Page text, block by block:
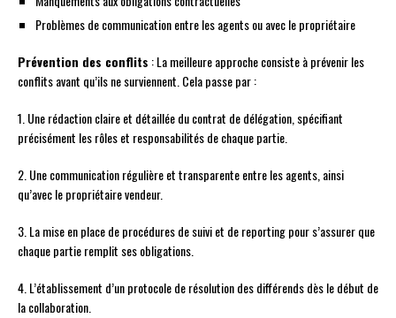
Problèmes de communication entre les agents ou avec le propriétaire
Prévention des conflits : La meilleure approche consiste à prévenir les
conflits avant qu’ils ne surviennent. Cela passe par :
1. Une rédaction claire et détaillée du contrat de délégation, spécifiant
précisément les rôles et responsabilités de chaque partie.
2. Une communication régulière et transparente entre les agents, ainsi
qu’avec le propriétaire vendeur.
3. La mise en place de procédures de suivi et de reporting pour s’assurer que
chaque partie remplit ses obligations.
4. L’établissement d’un protocole de résolution des différends dès le début de
la collaboration.